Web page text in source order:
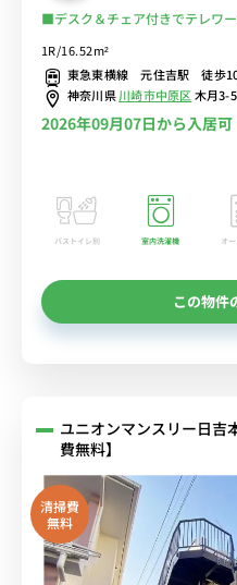
■デスク＆チェア付きでテレワ
能/コンビニ至近/■選べるWi-Fi
1R/16.52m²
東急東横線 元住吉駅 徒歩
神奈川県川崎市中原区木月3-
2026年09月07日から入居可
バストイレ別 室内洗濯機 オ
この物件
ユニオンマンスリー日吉
費無料】
清掃費
無料